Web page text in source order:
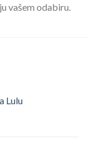
vašem odabiru.
Lulu